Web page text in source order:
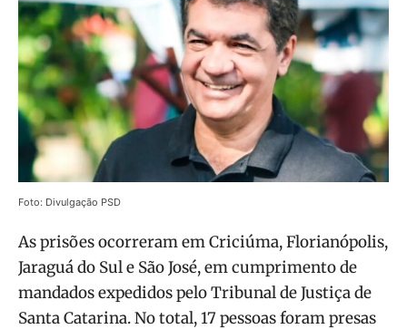
Foto: Divulgação PSD
As prisões ocorreram em Criciúma, Florianópolis,
Jaraguá do Sul e São José, em cumprimento de
mandados expedidos pelo Tribunal de Justiça de
Santa Catarina. No total, 17 pessoas foram presas